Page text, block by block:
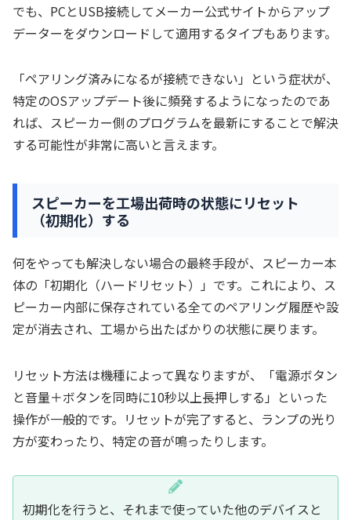
でも、PCとUSB接続してメーカー公式サイトからアップ
データーをダウンロードして適用するタイプもあります。
「ペアリング済みになるが接続できない」という症状が、
特定のOSアップデート後に頻発するようになったのであ
れば、スピーカー側のプログラムを最新にすることで解決
する可能性が非常に高いと言えます。
スピーカーを工場出荷時の状態にリセット
（初期化）する
何をやっても解決しない場合の最終手段が、スピーカー本
体の「初期化（ハードリセット）」です。これにより、ス
ピーカー内部に保存されている全てのペアリング履歴や設
定が消去され、工場から出たばかりの状態に戻ります。
リセット方法は機種によって異なりますが、「電源ボタン
と音量＋ボタンを同時に10秒以上長押しする」といった
操作が一般的です。リセットが完了すると、ランプの光り
方が変わったり、特定の音が鳴ったりします。
初期化を行うと、それまで使っていた他のデバイスと